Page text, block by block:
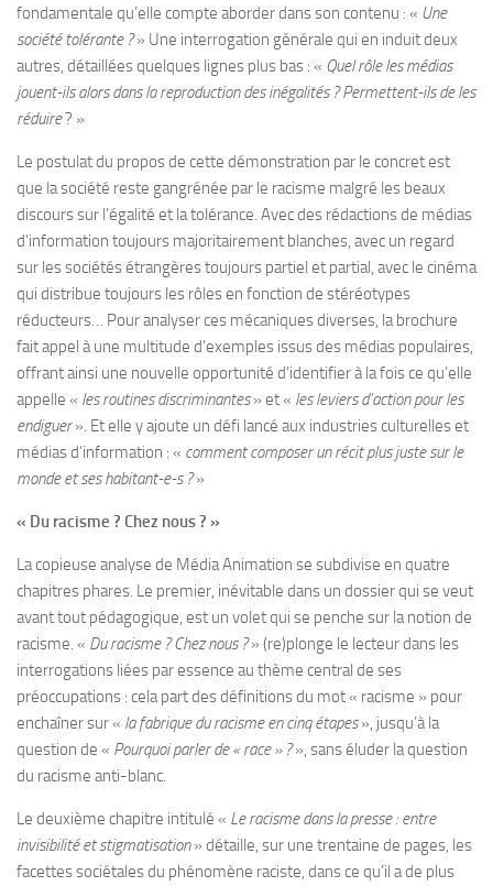
fondamentale qu’elle compte aborder dans son contenu : « Une
société tolérante ?» Une interrogation générale qui en induit deux
autres, détaillées quelques lignes plus bas : « Quel rôle les médias
jouent-ils alors dans la reproduction des inégalités ? Permettent-ils de les
réduire? »
Le postulat du propos de cette démonstration par le concret est
que la société reste gangrénée par le racisme malgré les beaux
discours sur l’égalité et la tolérance. Avec des rédactions de médias
d’information toujours majoritairement blanches, avec un regard
sur les sociétés étrangères toujours partiel et partial, avec le cinéma
qui distribue toujours les rôles en fonction de stéréotypes
réducteurs… Pour analyser ces mécaniques diverses, la brochure
fait appel à une multitude d’exemples issus des médias populaires,
offrant ainsi une nouvelle opportunité d’identifier à la fois ce qu’elle
appelle « les routines discriminantes» et « les leviers d’action pour les
endiguer». Et elle y ajoute un défi lancé aux industries culturelles et
médias d’information : « comment composer un récit plus juste sur le
monde et ses habitant-e-s ?»
« Du racisme ? Chez nous ? »
La copieuse analyse de Média Animation se subdivise en quatre
chapitres phares. Le premier, inévitable dans un dossier qui se veut
avant tout pédagogique, est un volet qui se penche sur la notion de
racisme. « Du racisme ? Chez nous ?» (re)plonge le lecteur dans les
interrogations liées par essence au thème central de ses
préoccupations : cela part des définitions du mot « racisme » pour
enchaîner sur « la fabrique du racisme en cinq étapes», jusqu’à la
question de « Pourquoi parler de « race » ?», sans éluder la question
du racisme anti-blanc.
Le deuxième chapitre intitulé « Le racisme dans la presse : entre
invisibilité et stigmatisation» détaille, sur une trentaine de pages, les
facettes sociétales du phénomène raciste, dans ce qu’il a de plus